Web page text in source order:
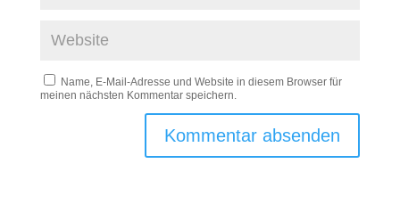
Name, E-Mail-Adresse und Website in diesem Browser für
meinen nächsten Kommentar speichern.